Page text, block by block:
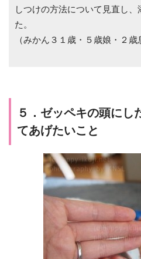
しつけの方法について見直し
た。
（みかん３１歳・５歳娘・２歳
５．ゼッペキの頭にし
てあげたいこと